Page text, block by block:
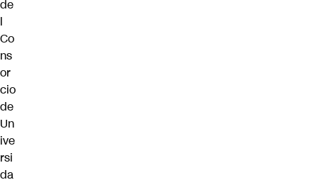
de
l
Co
ns
or
cio
de
Un
ive
rsi
da